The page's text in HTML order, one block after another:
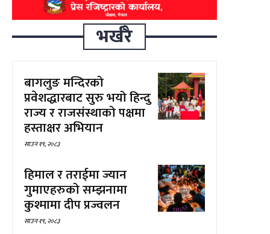
भर्खरै
बागलुङ मन्दिरको
प्रवेशद्धारबाट सुरु भयो हिन्दु
राज्य र राजसंस्थाको पक्षमा
हस्ताक्षर अभियान
साउन १९, २०८३
हिमाल र तराईमा ज्यान
गुमाएहरुको सम्झनामा
कुश्मामा दीप प्रज्वलन
साउन १९, २०८३